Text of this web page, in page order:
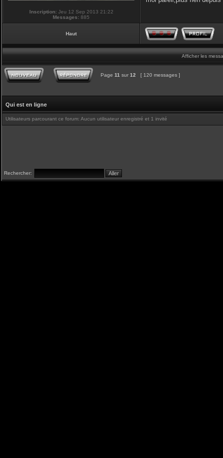
Inscription:Jeu 12 Sep 2013 21:22
Messages: 885
Haut
Afficher les
Page 11 sur 12 [ 120 messages ]
Qui est en ligne
Utilisateurs parcourant ce forum: Aucun utilisateur enregistré et 1 invité
Rechercher: